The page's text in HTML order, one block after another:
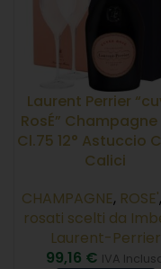
Laurent Perrier
RosÉ”
Cl.75 12° Astuccio
Calici
CHAMPAGNE, ROSE',
rosati scelti da
Laurent-Perrier
99,16 € IVA